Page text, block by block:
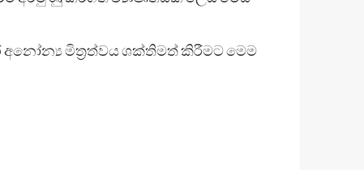
අනෝන්‍ය මිත්‍රත්වය ශක්තිමත් කිරීමට මෙම